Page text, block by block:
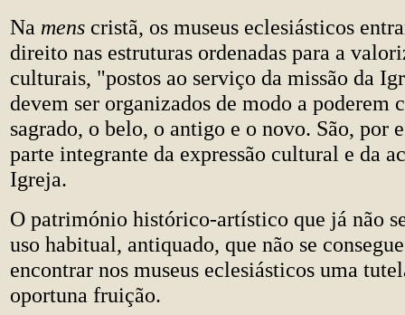
Na mens cristã, os museus eclesiásticos
direito nas estruturas ordenadas para a
culturais, "postos ao serviço da missão da
devem ser organizados de modo a poderem
sagrado, o belo, o antigo e o novo. São, por
parte integrante da expressão cultural e da
Igreja.
O património histórico-artístico que já não
uso habitual, antiquado, que não se
encontrar nos museus eclesiásticos uma
oportuna fruição.